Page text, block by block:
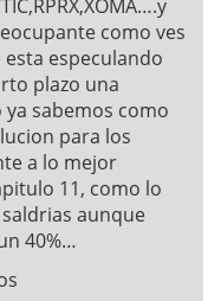
como ves
esta especulando
plazo una
sabemos como
para los
a lo mejor
11, como lo
aunque
40%…